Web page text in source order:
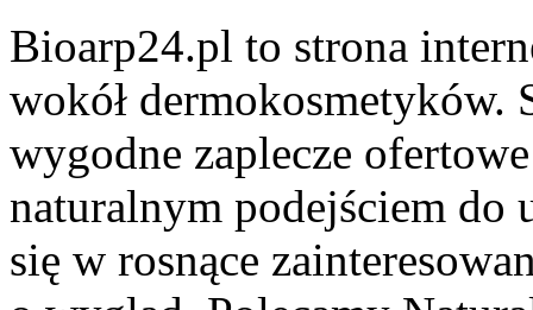
Bioarp24.pl to strona
wokół dermokosmetyków.
wygodne zaplecze
naturalnym podejściem do
się w rosnące